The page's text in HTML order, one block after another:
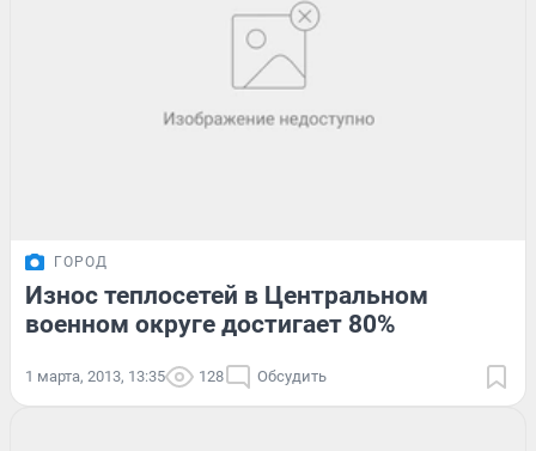
ГОРОД
Износ теплосетей в Центральном
военном округе достигает 80%
1 марта, 2013, 13:35 128 Обсудить